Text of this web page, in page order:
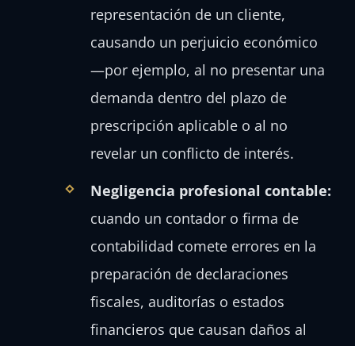
representación de un cliente,
causando un perjuicio económico
—por ejemplo, al no presentar una
demanda dentro del plazo de
prescripción aplicable o al no
revelar un conflicto de interés.
Negligencia profesional contable:
cuando un contador o firma de
contabilidad comete errores en la
preparación de declaraciones
fiscales, auditorías o estados
financieros que causan daños al